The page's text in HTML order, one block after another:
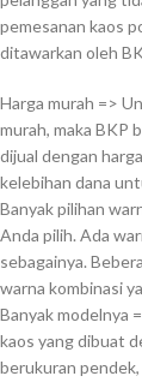
pemesanan kaos
ditawarkan oleh
Harga murah =>
murah, maka BKP
dijual dengan
kelebihan dana
Banyak pilihan
Anda pilih. Ada
sebagainya.
warna kombinasi
Banyak modelnya
kaos yang dibuat
berukuran pendek,